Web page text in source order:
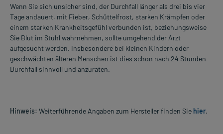
Wenn Sie sich unsicher sind, der Durchfall länger als drei bis vier
Tage andauert, mit Fieber, Schüttelfrost, starken Krämpfen oder
einem starken Krankheitsgefühl verbunden ist, beziehungsweise
Sie Blut im Stuhl wahrnehmen, sollte umgehend der Arzt
aufgesucht werden. Insbesondere bei kleinen Kindern oder
geschwächten älteren Menschen ist dies schon nach 24 Stunden
Durchfall sinnvoll und anzuraten.
Hinweis: Weiterführende Angaben zum Hersteller finden Sie hier.